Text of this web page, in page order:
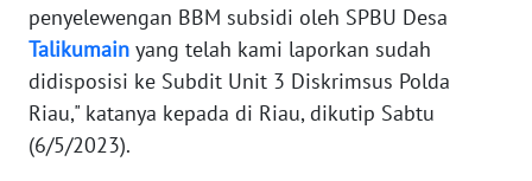
penyelewengan BBM subsidi oleh SPBU Desa
Talikumain yang telah kami laporkan sudah
didisposisi ke Subdit Unit 3 Diskrimsus Polda
Riau," katanya kepada di Riau, dikutip Sabtu
(6/5/2023).
WN
RIAU
WN
SERAMBI